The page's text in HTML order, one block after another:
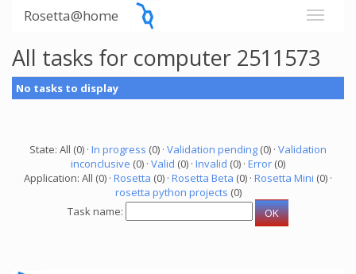
Rosetta@home
All tasks for computer 2511573
No tasks to display
State: All (0) · In progress (0) · Validation pending (0) · Validation
inconclusive (0) · Valid (0) · Invalid (0) · Error (0)
Application: All (0) · Rosetta (0) · Rosetta Beta (0) · Rosetta Mini (0) ·
rosetta python projects (0)
Task name: